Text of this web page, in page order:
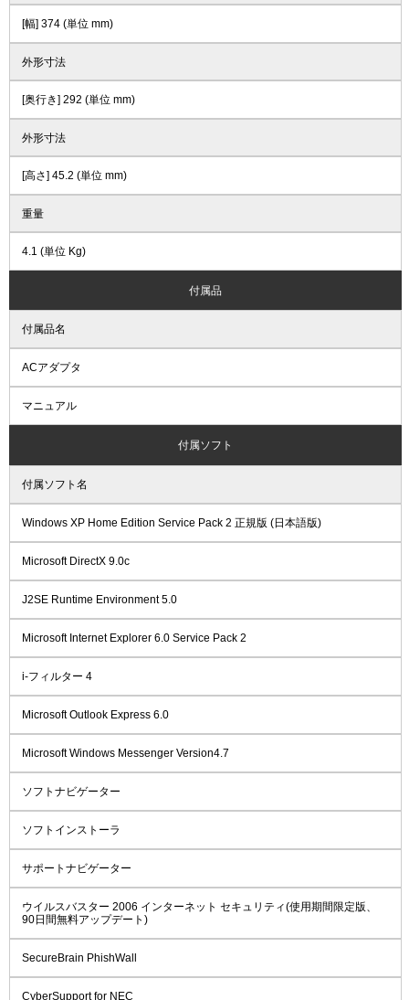
[幅] 374 (単位 mm)
外形寸法
[奥行き] 292 (単位 mm)
外形寸法
[高さ] 45.2 (単位 mm)
重量
4.1 (単位 Kg)
付属品
付属品名
ACアダプタ
マニュアル
付属ソフト
付属ソフト名
Windows XP Home Edition Service Pack 2 正規版 (日本語版)
Microsoft DirectX 9.0c
J2SE Runtime Environment 5.0
Microsoft Internet Explorer 6.0 Service Pack 2
i-フィルター 4
Microsoft Outlook Express 6.0
Microsoft Windows Messenger Version4.7
ソフトナビゲーター
ソフトインストーラ
サポートナビゲーター
ウイルスバスター 2006 インターネット セキュリティ(使用期間限定版、
90日間無料アップデート)
SecureBrain PhishWall
CyberSupport for NEC